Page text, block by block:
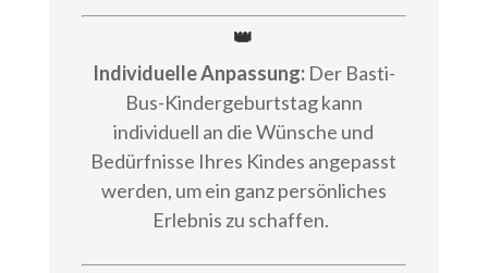
👑
Individuelle Anpassung:Der Basti-
Bus-Kindergeburtstag kann
individuell an die Wünsche und
Bedürfnisse Ihres Kindes angepasst
werden, um ein ganz persönliches
Erlebnis zu schaffen.